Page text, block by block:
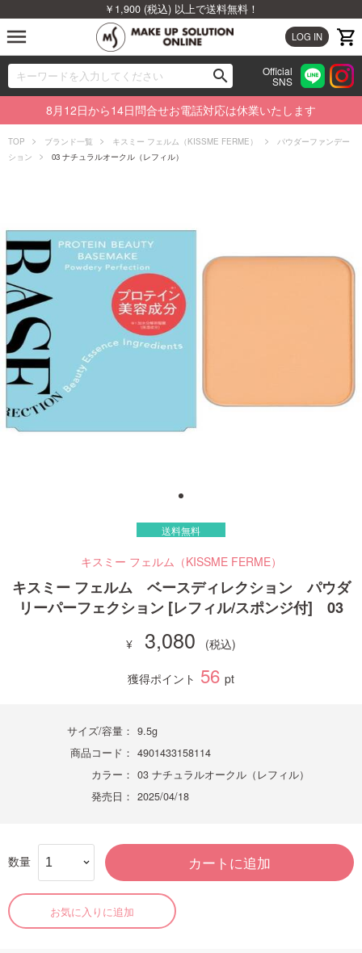
￥1,900 (税込) 以上で送料無料！
LOG IN
menu
search
00
Official
SNS
ブランドから探す
カテゴリから探す
特集から探す
ビューティジャーナルから探す
ご利用ガイド
8月12日から14日問合せお電話対応は休業いたします
TOP ブランド一覧 キスミー フェルム（KISSME FERME）
パウダーファンデー
ション
03 ナチュラルオークル（レフィル）
送料無料
キスミー フェルム（KISSME FERME）
キスミー フェルム ベースディレクション パウダ
リーパーフェクション [レフィル/スポンジ付] 03
3,080
獲得ポイント 56 pt
サイズ/容量： 9.5g
商品コード： 4901433158114
カラー： 03 ナチュラルオークル（レフィル）
発売日： 2025/04/18
数量 カートに追加
お気に入りに追加